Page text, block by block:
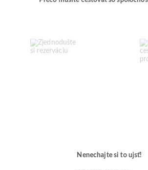
Nenechajte si to ujsť!